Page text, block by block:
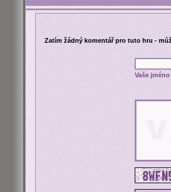
Zatím žádný komentář pro tuto hru -
Vaše jméno